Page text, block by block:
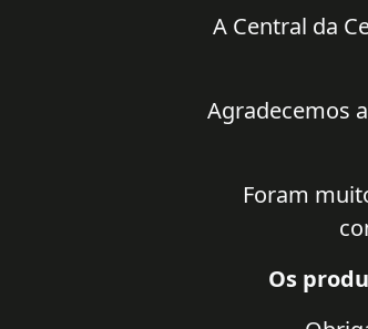
A Central da
Agradecemos
Foram
Os